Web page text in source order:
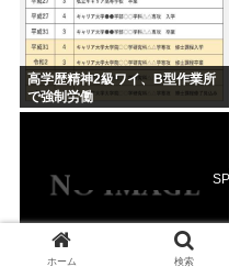
高学歴精神2級ワイ、B型作業所
で強制労働
ホーム 検索